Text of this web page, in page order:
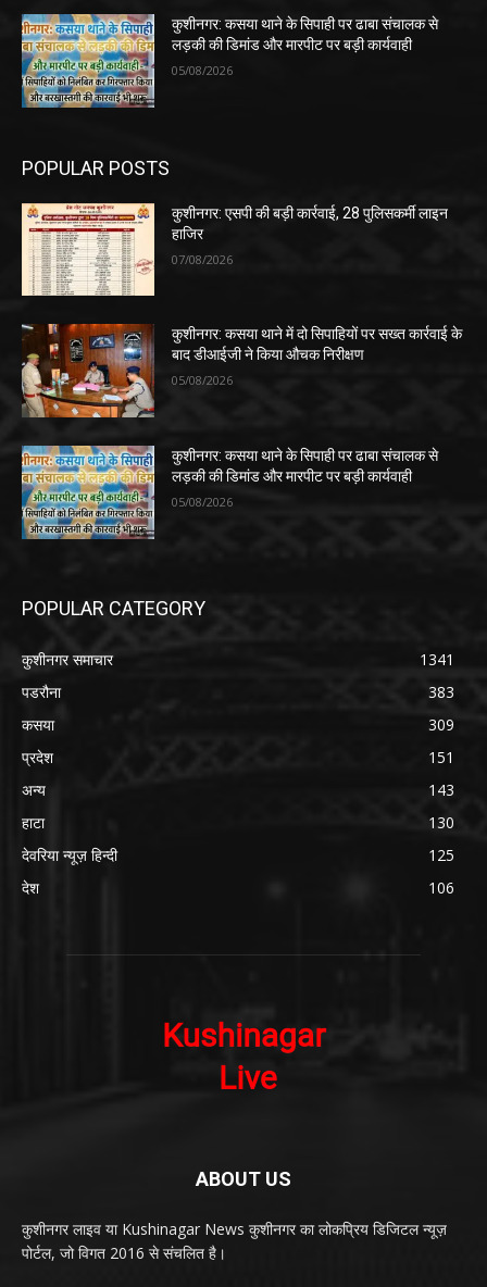
कुशीनगर: कसया थाने के सिपाही पर ढाबा संचालक से
लड़की की डिमांड और मारपीट पर बड़ी कार्यवाही
05/08/2026
POPULAR POSTS
कुशीनगर: एसपी की बड़ी कार्रवाई, 28 पुलिसकर्मी लाइन
हाजिर
07/08/2026
कुशीनगर: कसया थाने में दो सिपाहियों पर सख्त कार्रवाई के
बाद डीआईजी ने किया औचक निरीक्षण
05/08/2026
कुशीनगर: कसया थाने के सिपाही पर ढाबा संचालक से
लड़की की डिमांड और मारपीट पर बड़ी कार्यवाही
05/08/2026
POPULAR CATEGORY
कुशीनगर समाचार
1341
पडरौना
383
कसया
309
प्रदेश
151
अन्य
143
हाटा
130
देवरिया न्यूज़ हिन्दी
125
देश
106
ABOUT US
कुशीनगर लाइव या Kushinagar News कुशीनगर का लोकप्रिय डिजिटल न्यूज़
पोर्टल, जो विगत 2016 से संचलित है।